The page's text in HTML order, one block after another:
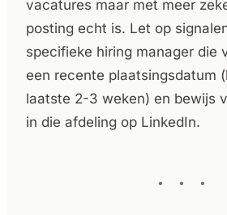
vacatures maar met meer
posting echt is. Let op
specifieke hiring manager die
een recente plaatsingsdatum
laatste 2-3 weken) en bewijs
in die afdeling op LinkedIn.